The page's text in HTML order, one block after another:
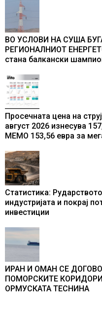
ВО УСЛОВИ НА СУША
РЕГИОНАЛНИОТ
стана балкански
Просечната цена на
август 2026 изнесува
МЕМО 153,56 евра за
Статистика:
индустријата и покрај
инвестиции
ИРАН И ОМАН СЕ
ПОМОРСКИТЕ
ОРМУСКАТА ТЕСНИНА